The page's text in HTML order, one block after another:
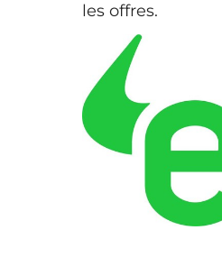
les offres.